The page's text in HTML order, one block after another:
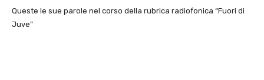
Queste le sue parole nel corso della rubrica radiofonica “Fuori di
Juve”